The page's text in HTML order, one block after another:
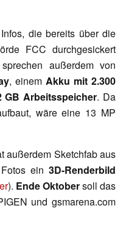
die bereits über die
FCC durchgesickert
außerdem von
, einem Akku mit 2.300
GB Arbeitsspeicher. Da
wäre eine 13 MP
außerdem Sketchfab aus
ein 3D-Renderbild
). Ende Oktobersoll das
und gsmarena.com